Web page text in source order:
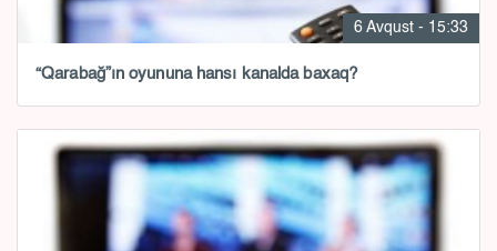
6 Avqust - 15:33
“Qarabağ”ın oyununa hansı kanalda baxaq?